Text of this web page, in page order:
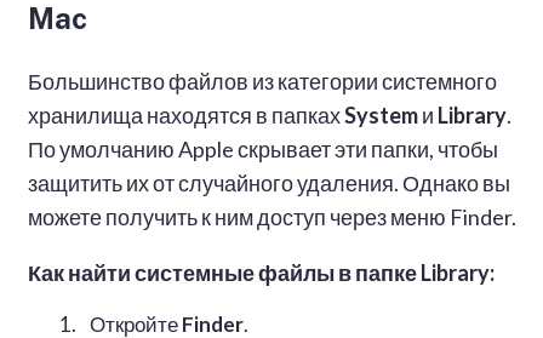
Mac
Большинство файлов из категории системного
хранилища находятся в папкахSystemи Library.
По умолчанию Apple скрывает эти папки, чтобы
защитить их от случайного удаления. Однако вы
можете получить к ним доступ через меню Finder.
Как найти системные файлы в папке Library:
ОткройтеFinder.